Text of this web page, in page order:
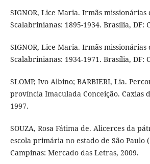
SIGNOR, Lice Maria. Irmãs missionárias
Scalabrinianas: 1895-1934. Brasília, DF:
SIGNOR, Lice Maria. Irmãs missionárias
Scalabrinianas: 1934-1971. Brasília, DF:
SLOMP, Ivo Albino; BARBIERI, Lia.
província Imaculada Conceição. Caxias
1997.
SOUZA, Rosa Fátima de. Alicerces da
escola primária no estado de São Paulo
Campinas: Mercado das Letras, 2009.